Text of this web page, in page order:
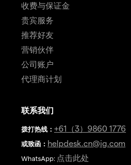
收费与保证金
贵宾服务
推荐好友
营销伙伴
公司账户
代理商计划
联系我们
拨打热线 ： +61（3）9860 1776
或致函： helpdesk.cn@ig.com
WhatsApp: 点击此处